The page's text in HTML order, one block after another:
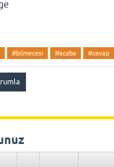
#bilmecesi #acaba #cevap